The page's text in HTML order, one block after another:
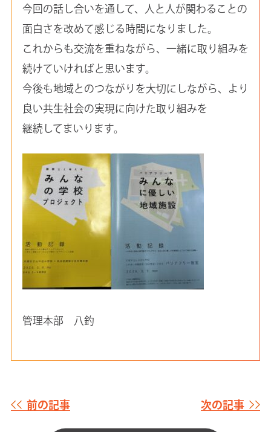
今回の話し合いを通して、人と人が関わることの
面白さを改めて感じる時間になりました。
これからも交流を重ねながら、一緒に取り組みを
続けていければと思います。
今後も地域とのつながりを大切にしながら、より
良い共生社会の実現に向けた取り組みを
継続してまいります。
管理本部 八釣
前の記事 次の記事